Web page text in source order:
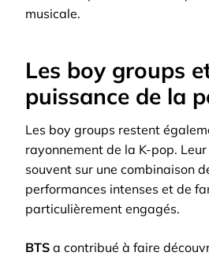
musicale.
Les boy groups
puissance de la
Les boy groups restent
rayonnement de la K-pop.
souvent sur une combinaison
performances intenses et de
particulièrement engagés.
BTS a contribué à faire